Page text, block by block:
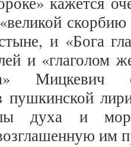
и «Бога
и «глаголом
Мицкевич
пушкинской
духа и
им